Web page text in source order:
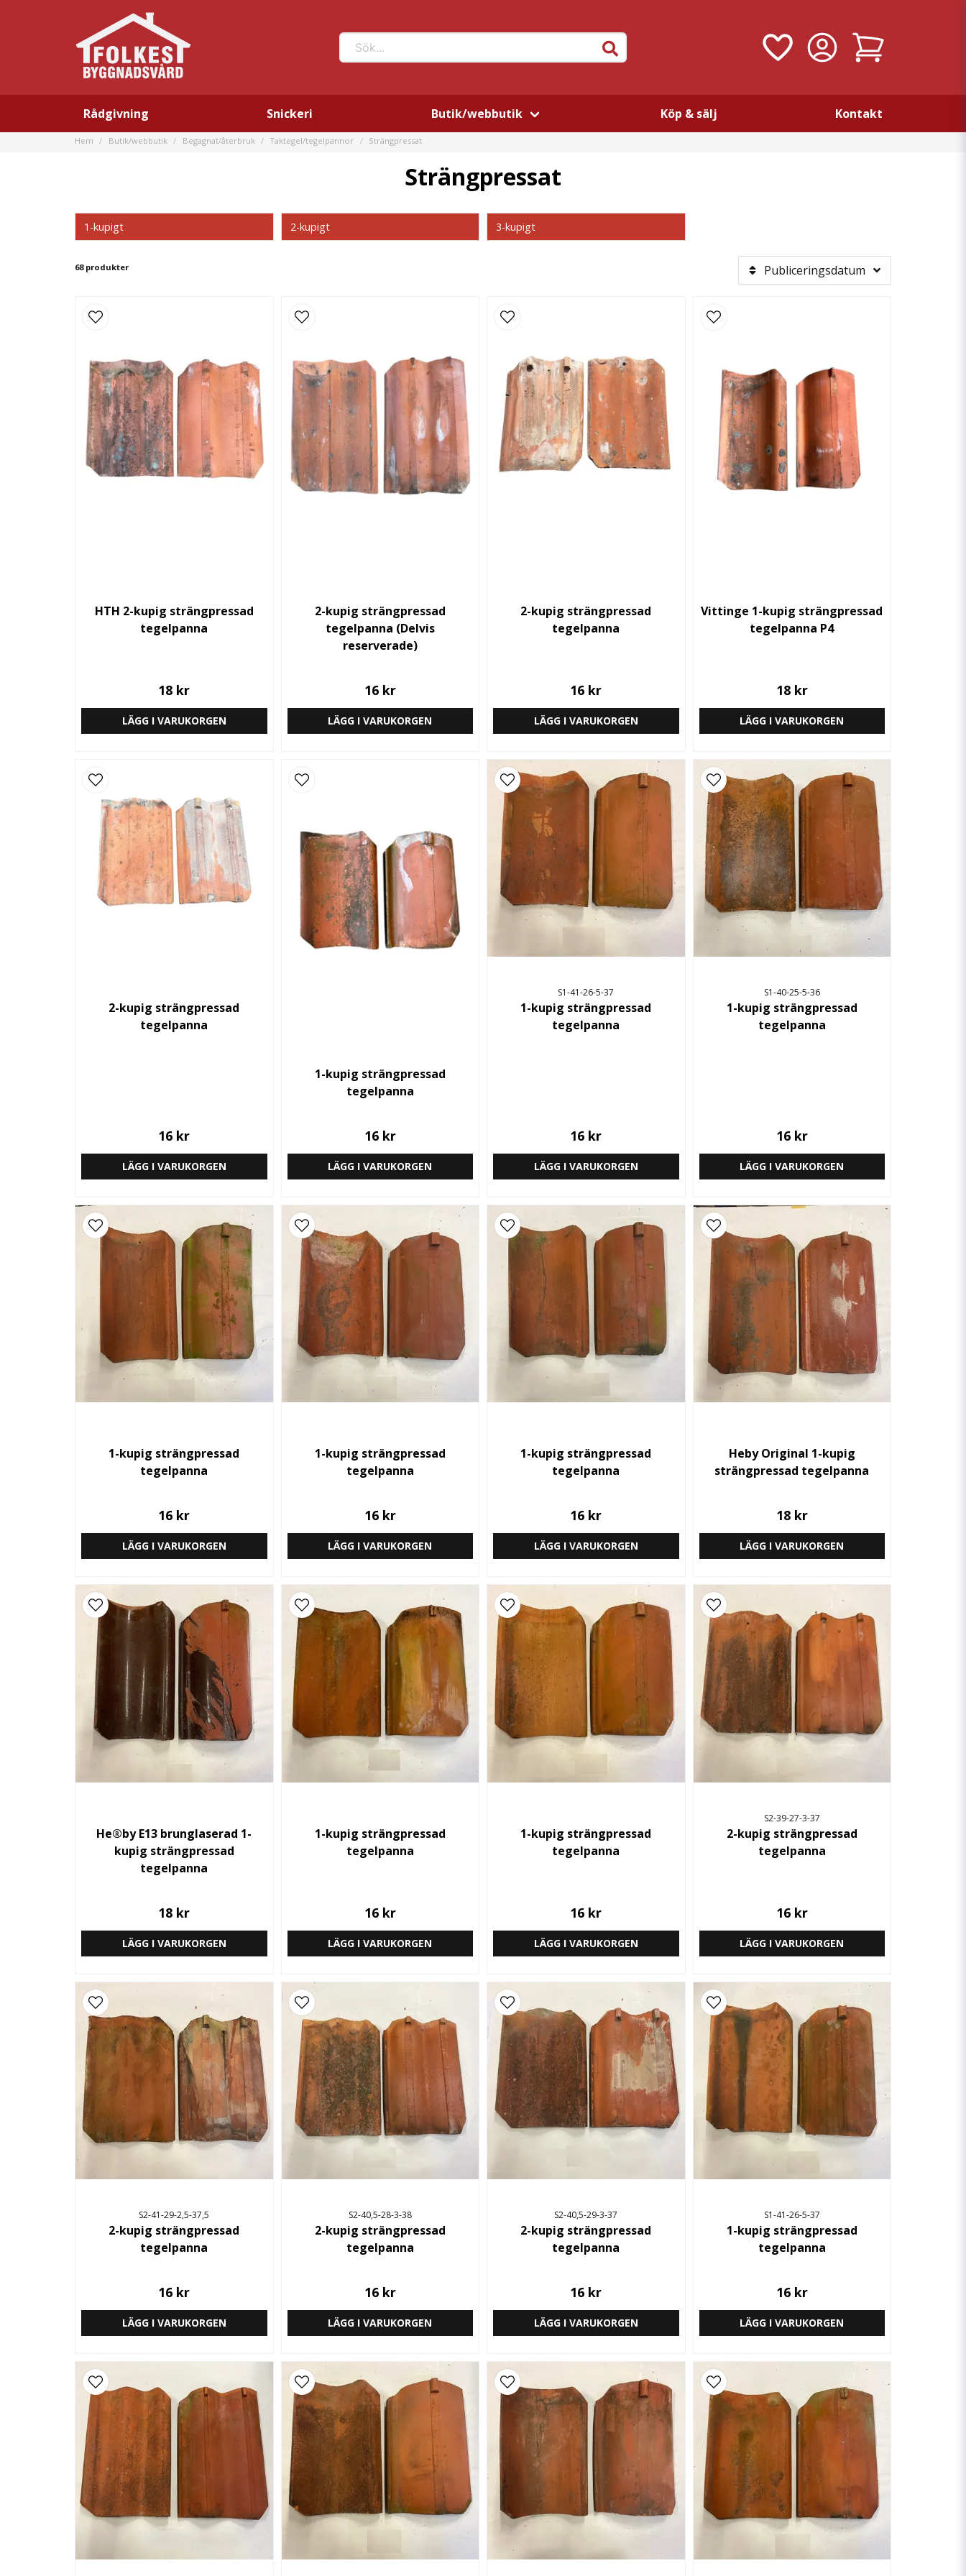
Sök...
Rådgivning Snickeri Butik/webbutik Köp & sälj Kontakt
Hem Butik/webbutik Begagnat/återbruk Taktegel/tegelpannor Strängpressat
Strängpressat
1-kupigt 2-kupigt 3-kupigt
68 produkter Publiceringsdatum
HTH 2-kupig strängpressad
tegelpanna
18 kr
LÄGG I VARUKORGEN
2-kupig strängpressad
tegelpanna (Delvis
reserverade)
16 kr
LÄGG I VARUKORGEN
2-kupig strängpressad
tegelpanna
16 kr
LÄGG I VARUKORGEN
Vittinge 1-kupig strängpressad
tegelpanna P4
18 kr
LÄGG I VARUKORGEN
2-kupig strängpressad
tegelpanna
16 kr
LÄGG I VARUKORGEN
1-kupig strängpressad
tegelpanna
16 kr
LÄGG I VARUKORGEN
S1-41-26-5-37
1-kupig strängpressad
tegelpanna
16 kr
LÄGG I VARUKORGEN
S1-40-25-5-36
1-kupig strängpressad
tegelpanna
16 kr
LÄGG I VARUKORGEN
1-kupig strängpressad
tegelpanna
16 kr
LÄGG I VARUKORGEN
1-kupig strängpressad
tegelpanna
16 kr
LÄGG I VARUKORGEN
1-kupig strängpressad
tegelpanna
16 kr
LÄGG I VARUKORGEN
Heby Original 1-kupig
strängpressad tegelpanna
18 kr
LÄGG I VARUKORGEN
He®by E13 brunglaserad 1-
kupig strängpressad
tegelpanna
18 kr
LÄGG I VARUKORGEN
1-kupig strängpressad
tegelpanna
16 kr
LÄGG I VARUKORGEN
1-kupig strängpressad
tegelpanna
16 kr
LÄGG I VARUKORGEN
S2-39-27-3-37
2-kupig strängpressad
tegelpanna
16 kr
LÄGG I VARUKORGEN
S2-41-29-2,5-37,5
2-kupig strängpressad
tegelpanna
16 kr
LÄGG I VARUKORGEN
S2-40,5-28-3-38
2-kupig strängpressad
tegelpanna
16 kr
LÄGG I VARUKORGEN
S2-40,5-29-3-37
2-kupig strängpressad
tegelpanna
16 kr
LÄGG I VARUKORGEN
S1-41-26-5-37
1-kupig strängpressad
tegelpanna
16 kr
LÄGG I VARUKORGEN